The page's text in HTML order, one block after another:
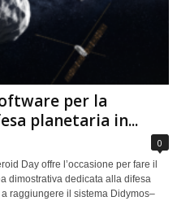
per la
planetaria in...
0
Day offre l’occasione per fare il
dimostrativa dedicata alla difesa
raggiungere il sistema Didymos–